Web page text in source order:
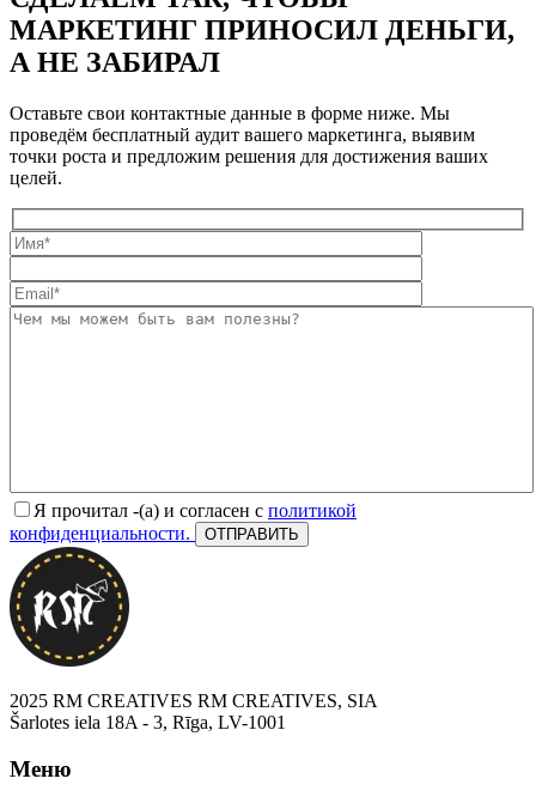
МАРКЕТИНГ ПРИНОСИЛ ДЕНЬГИ,
А НЕ ЗАБИРАЛ
Оставьте свои контактные данные в форме ниже. Мы
проведём бесплатный аудит вашего маркетинга, выявим
точки роста и предложим решения для достижения ваших
целей.
Я прочитал -(а) и согласен с политикой
конфиденциальности.
2025 RM CREATIVES RM CREATIVES, SIA
Šarlotes iela 18A - 3, Rīga, LV-1001
Меню